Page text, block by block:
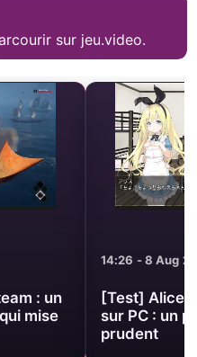
sur jeu.video.
: un
mise
14:26 - 8 Aug
[Test] Alice
sur PC : un
prudent